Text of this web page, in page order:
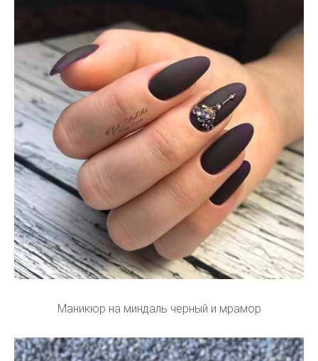
Маникюр на миндаль черный и мрамор